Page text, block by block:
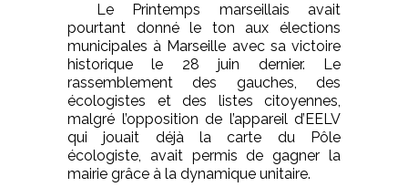
Le Printemps marseillais avait
pourtant donné le ton aux élections
municipales à Marseille avec sa victoire
historique le 28 juin dernier. Le
rassemblement des gauches, des
écologistes et des listes citoyennes,
malgré l’opposition de l’appareil d’EELV
qui jouait déjà la carte du Pôle
écologiste, avait permis de gagner la
mairie grâce à la dynamique unitaire.